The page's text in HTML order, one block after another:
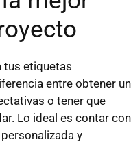
tus etiquetas
entre obtener un
o tener que
Lo ideal es contar con
y